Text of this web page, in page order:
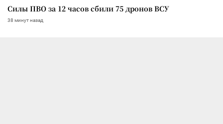
Силы ПВО за 12 часов сбили 75 дронов ВСУ
38 минут назад